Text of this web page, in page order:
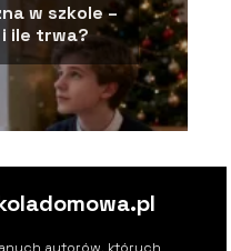
w szkole –
ile trwa?